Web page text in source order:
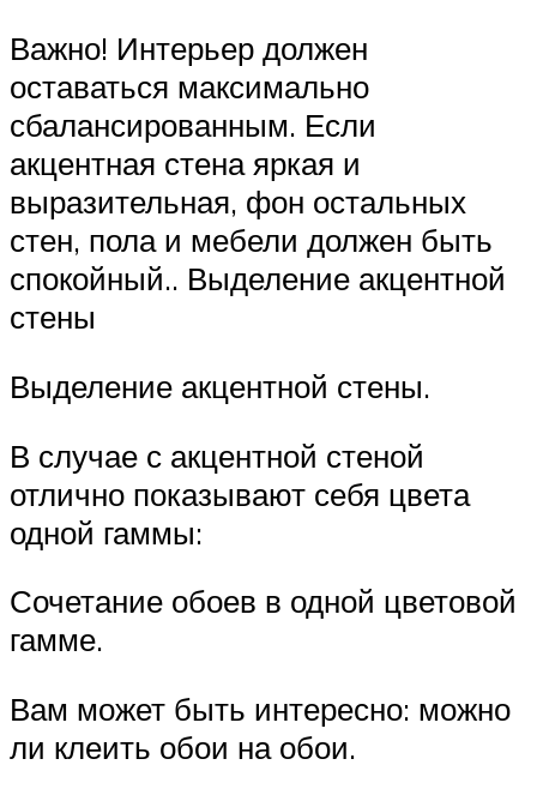
Важно! Интерьер должен
оставаться максимально
сбалансированным. Если
акцентная стена яркая и
выразительная, фон остальных
стен, пола и мебели должен быть
спокойный.. Выделение акцентной
стены
Выделение акцентной стены.
В случае с акцентной стеной
отлично показывают себя цвета
одной гаммы:
Сочетание обоев в одной цветовой
гамме.
Вам может быть интересно: можно
ли клеить обои на обои.